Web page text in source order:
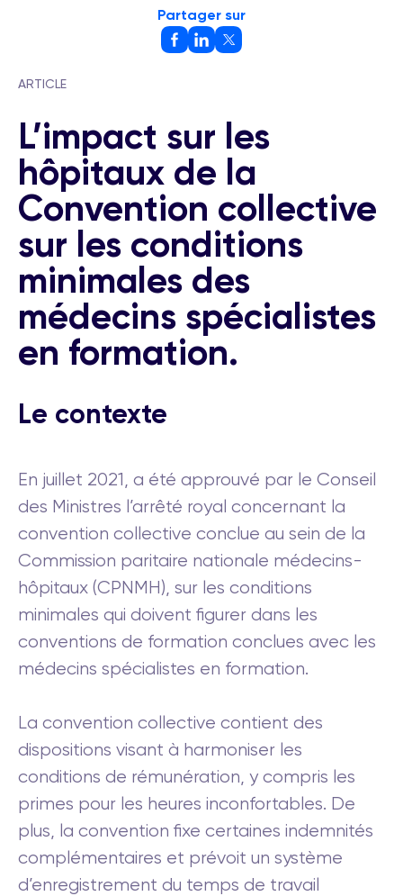
Partager sur
ARTICLE
L’impact sur les
hôpitaux de la
Convention collective
sur les conditions
minimales des
médecins spécialistes
en formation.
Le contexte
En juillet 2021, a été approuvé par le Conseil
des Ministres l’arrêté royal concernant la
convention collective conclue au sein de la
Commission paritaire nationale médecins-
hôpitaux (CPNMH), sur les conditions
minimales qui doivent figurer dans les
conventions de formation conclues avec les
médecins spécialistes en formation.
La convention collective contient des
dispositions visant à harmoniser les
conditions de rémunération, y compris les
primes pour les heures inconfortables. De
plus, la convention fixe certaines indemnités
complémentaires et prévoit un système
d’enregistrement du temps de travail